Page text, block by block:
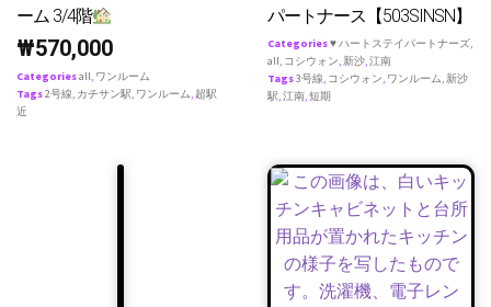
ーム 3/4階
₩570,000
Categoriesall, ワンルーム
Tags2号線, カチサン駅, ワンルーム, 超駅
近
パートナース【503SINSN】
Categories♥ ハートステイパートナーズ,
all, コシウォン,新沙,江南
Tags3号線, コシウォン, ワンルーム,新沙
駅,江南,短期